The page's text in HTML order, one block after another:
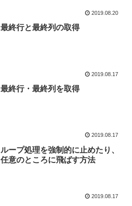
2019.08.20
最終行と最終列の取得
2019.08.17
最終行・最終列を取得
2019.08.17
ループ処理を強制的に止めたり、
任意のところに飛ばす方法
2019.08.17